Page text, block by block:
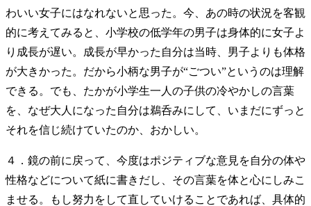
わいい女子にはなれないと思った。今、あの時の状況を客観
的に考えてみると、小学校の低学年の男子は身体的に女子よ
り成長が遅い。成長が早かった自分は当時、男子よりも体格
が大きかった。だから小柄な男子が“ごつい”というのは理解
できる。でも、たかが小学生一人の子供の冷やかしの言葉
を、なぜ大人になった自分は鵜呑みにして、いまだにずっと
それを信じ続けていたのか、おかしい。
４．鏡の前に戻って、今度はポジティブな意見を自分の体や
性格などについて紙に書きだし、その言葉を体と心にしみこ
ませる。もし努力をして直していけることであれば、具体的